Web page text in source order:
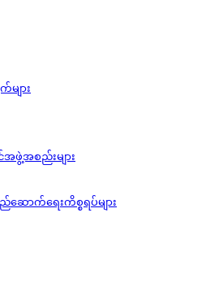
များ
ဖွဲ့အစည်းများ
ာက်‌ရေးကိစ္စရပ်များ